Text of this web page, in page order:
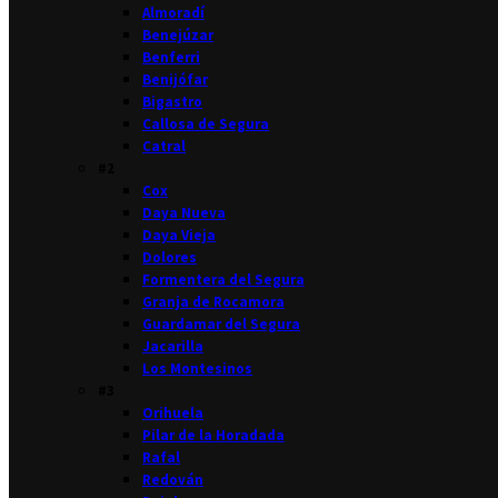
Almoradí
Benejúzar
Benferri
Benijófar
Bigastro
Callosa de Segura
Catral
Cox
Daya Nueva
Daya Vieja
Dolores
Formentera del Segura
Granja de Rocamora
Guardamar del Segura
Jacarilla
Los Montesinos
Orihuela
Pilar de la Horadada
Rafal
Redován